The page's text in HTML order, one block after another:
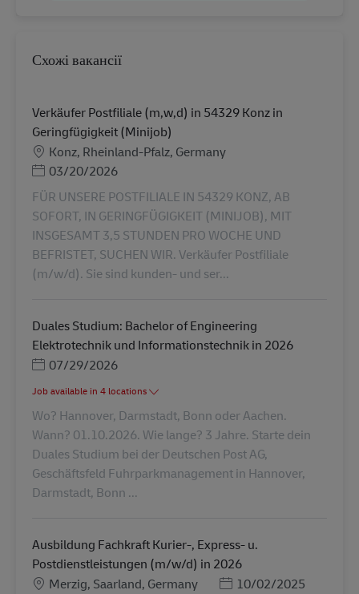
Схожі вакансії
Verkäufer Postfiliale (m,w,d) in 54329 Konz in
Geringfügigkeit (Minijob)
Місцезнаходження
Konz, Rheinland-Pfalz, Germany
Posted Date
03/20/2026
FÜR UNSERE POSTFILIALE IN 54329 KONZ, AB
SOFORT, IN GERINGFÜGIGKEIT (MINIJOB), MIT
INSGESAMT 3,5 STUNDEN PRO WOCHE UND
BEFRISTET, SUCHEN WIR. Verkäufer Postfiliale
(m/w/d). Sie sind kunden- und ser...
Duales Studium: Bachelor of Engineering
Elektrotechnik und Informationstechnik in 2026
Posted Date
07/29/2026
Job available in 4 locations
Wo? Hannover, Darmstadt, Bonn oder Aachen.
Wann? 01.10.2026. Wie lange? 3 Jahre. Starte dein
Duales Studium bei der Deutschen Post AG,
Geschäftsfeld Fuhrparkmanagement in Hannover,
Darmstadt, Bonn ...
Ausbildung Fachkraft Kurier-, Express- u.
Postdienstleistungen (m/w/d) in 2026
Місцезнаходження
Merzig, Saarland, Germany Posted Date
10/02/2025